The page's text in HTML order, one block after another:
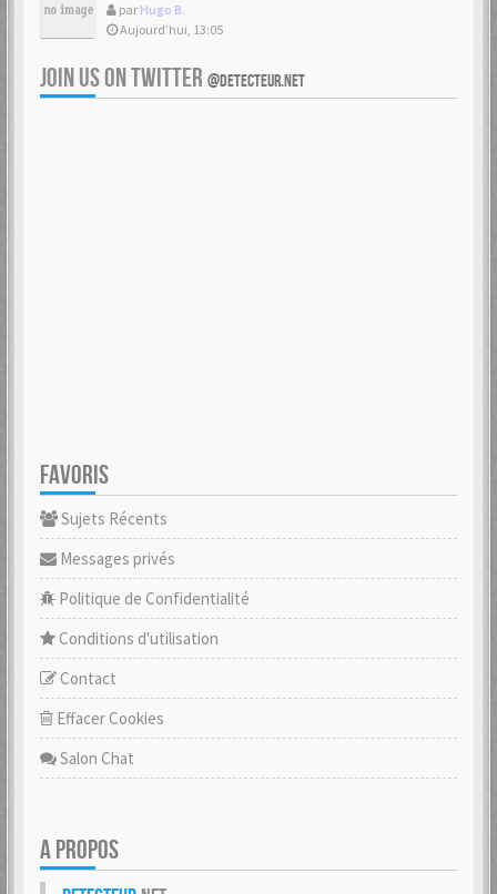
par Hugo B.
Aujourd’hui, 13:05
JOIN US ON TWITTER @DETECTEUR.NET
FAVORIS
Sujets Récents
Messages privés
Politique de Confidentialité
Conditions d'utilisation
Contact
Effacer Cookies
Salon Chat
A PROPOS